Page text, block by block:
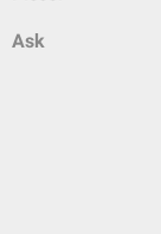
Ask